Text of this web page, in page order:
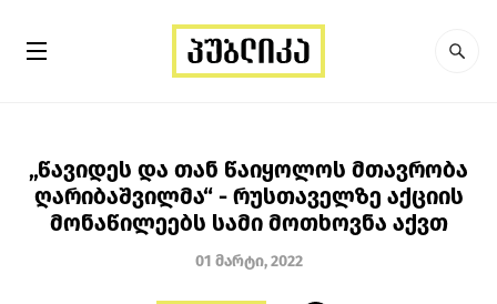
„წავიდეს და თან წაიყოლოს მთავრობა
ღარიბაშვილმა“ - რუსთაველზე აქციის
მონაწილეებს სამი მოთხოვნა აქვთ
01 მარტი, 2022